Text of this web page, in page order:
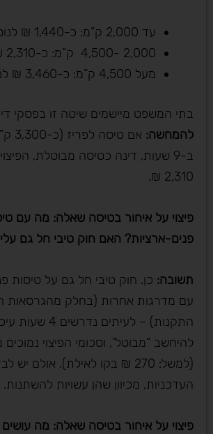
עד 2,000 ק”מ: כ-1,440 ₪ לנוסע.
2,000 -4,500 ק”מ: כ-2,310 ₪ לנוסע.
מעל 4,500 ק”מ: כ-3,460 ₪ לנוסע.
בתי המשפט מיישמים שיטה זו בפסקי
להמחשה:
אם
ב-9 שעות, דינה כטיסה מבוטלת,
2,310 ₪.
פיצוי על איחור בטיסה שאלה: מה עם
פנים-ארציות? האם חוק טיבי חל גם
תשובה: כן. חוק טיבי חל גם על טיסות
עם מדרגות אחרות (בחלק מהגרסאות
התקנות) – לעיתים
להיחשב “מבוטל”, וסכומי הפיצוי
(למשל: 270 ₪ בקו לאילת). אולם
העדכניות, מכיוון שהן עשויות להשתנות.
פיצוי על איחור בטיסה שאלה: מה